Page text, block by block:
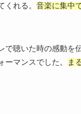
くれる。 音楽に集中
で聴いた時の感動を
ーマンスでした。
ま